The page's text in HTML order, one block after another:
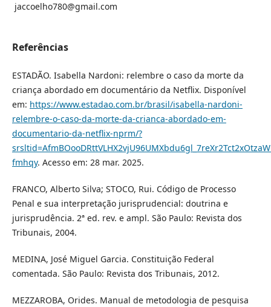
jaccoelho780@gmail.com
Referências
ESTADÃO. Isabella Nardoni: relembre o caso da morte da
criança abordado em documentário da Netflix. Disponível
em: https://www.estadao.com.br/brasil/isabella-nardoni-
relembre-o-caso-da-morte-da-crianca-abordado-em-
documentario-da-netflix-nprm/?
fmhqy. Acesso em: 28 mar. 2025.
FRANCO, Alberto Silva; STOCO, Rui. Código de Processo
Penal e sua interpretação jurisprudencial: doutrina e
jurisprudência. 2ª ed. rev. e ampl. São Paulo: Revista dos
Tribunais, 2004.
MEDINA, José Miguel Garcia. Constituição Federal
comentada. São Paulo: Revista dos Tribunais, 2012.
MEZZAROBA, Orides. Manual de metodologia de pesquisa